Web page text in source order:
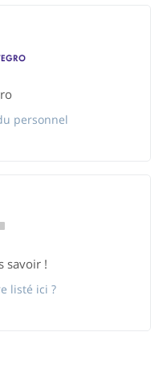
personnel
savoir !
listé ici ?